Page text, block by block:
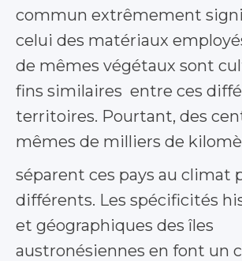
commun extrêmement
celui des matériaux
de mêmes végétaux sont
fins similaires entre ces
territoires. Pourtant, des
mêmes de milliers de
séparent ces pays au climat
différents. Les spécificités
et géographiques des îles
austronésiennes en font un